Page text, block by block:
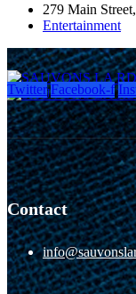
279 Main
Entertainment
Twitter Facebook-f
Contact